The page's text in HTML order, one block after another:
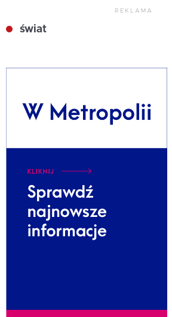
REKLAMA
świat